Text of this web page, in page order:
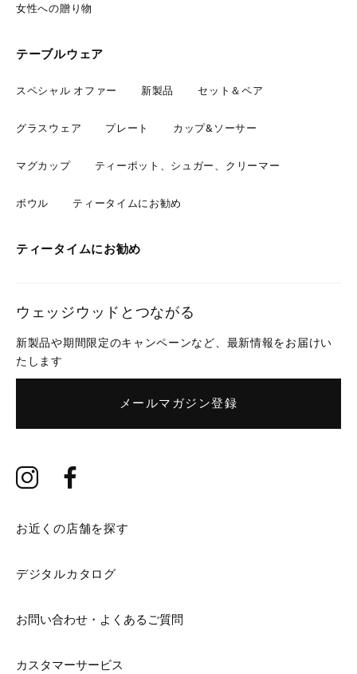
女性への贈り物
テーブルウェア
スペシャル オファー 新製品 セット＆ペア
グラスウェア プレート カップ&ソーサー
マグカップ ティーポット、シュガー、クリーマー
ボウル ティータイムにお勧め
ティータイムにお勧め
ウェッジウッドとつながる
新製品や期間限定のキャンペーンなど、最新情報をお届けい
たします
メールマガジン登録
お近くの店舗を探す
デジタルカタログ
お問い合わせ・よくあるご質問
カスタマーサービス